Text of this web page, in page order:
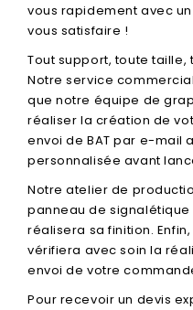
vous rapidement avec
vous satisfaire !
Tout support, toute
Notre service
que notre équipe de
réaliser la création de
envoi de BAT par e-mail
personnalisée avant
Notre atelier de
panneau de
réalisera sa finition.
vérifiera avec soin la
envoi de votre
Pour recevoir un devis